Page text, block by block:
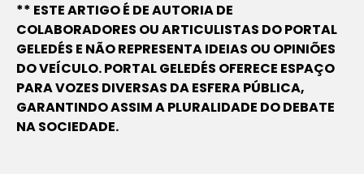
** ESTE ARTIGO É DE AUTORIA DE
COLABORADORES OU ARTICULISTAS DO PORTAL
GELEDÉS E NÃO REPRESENTA IDEIAS OU OPINIÕES
DO VEÍCULO. PORTAL GELEDÉS OFERECE ESPAÇO
PARA VOZES DIVERSAS DA ESFERA PÚBLICA,
GARANTINDO ASSIM A PLURALIDADE DO DEBATE
NA SOCIEDADE.